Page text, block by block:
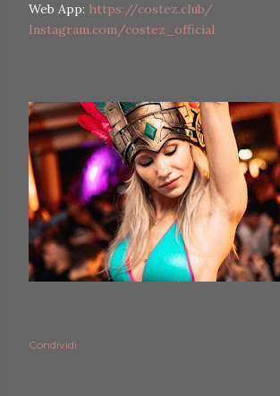
Web App: https://costez.club/
Instagram.com/costez_official
Condividi